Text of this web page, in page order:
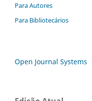
Para Autores
Para Bibliotecários
Open Journal Systems